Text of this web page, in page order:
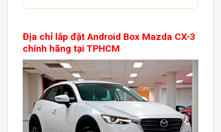
Địa chỉ lắp đặtAndroid Box Mazda CX-3
chính hãng tại TPHCM